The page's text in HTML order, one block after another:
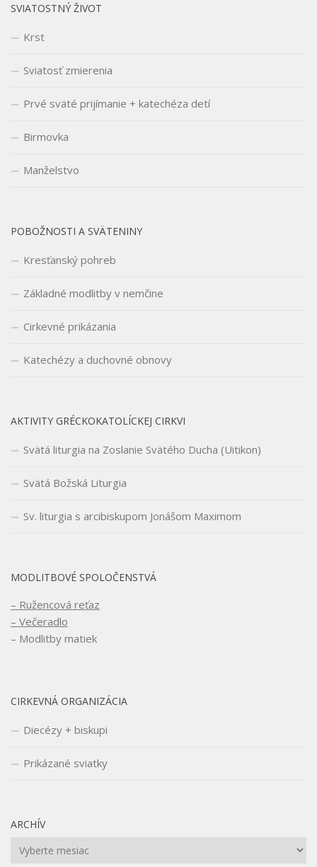
SVIATOSTNÝ ŽIVOT
Krst
Sviatosť zmierenia
Prvé sväté prijímanie + katechéza detí
Birmovka
Manželstvo
POBOŽNOSTI A SVÄTENINY
Kresťanský pohreb
Základné modlitby v nemčine
Cirkevné prikázania
Katechézy a duchovné obnovy
AKTIVITY GRÉCKOKATOLÍCKEJ CIRKVI
Svätá liturgia na Zoslanie Svätého Ducha (Uitikon)
Svätá Božská Liturgia
Sv. liturgia s arcibiskupom Jonášom Maximom
MODLITBOVÉ SPOLOČENSTVÁ
– Ružencová reťaz
– Večeradlo
– Modlitby matiek
CIRKEVNÁ ORGANIZÁCIA
Diecézy + biskupi
Prikázané sviatky
ARCHÍV
Archív